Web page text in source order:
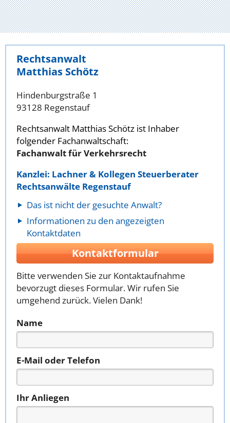
Rechtsanwalt
Matthias Schötz
Hindenburgstraße 1
93128 Regenstauf
Rechtsanwalt Matthias Schötz ist Inhaber
folgender Fachanwaltschaft:
Fachanwalt für Verkehrsrecht
Kanzlei: Lachner & Kollegen Steuerberater
Rechtsanwälte Regenstauf
Das ist nicht der gesuchte Anwalt?
Informationen zu den angezeigten
Kontaktdaten
Kontaktformular
Bitte verwenden Sie zur Kontaktaufnahme
bevorzugt dieses Formular. Wir rufen Sie
umgehend zurück. Vielen Dank!
Name
E-Mail oder Telefon
Ihr Anliegen